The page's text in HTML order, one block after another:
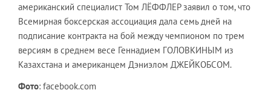
американский специалист Том ЛЁФФЛЕР заявил о том, что
Всемирная боксерская ассоциация дала семь дней на
подписание контракта на бой между чемпионом по трем
версиям в среднем весе Геннадием ГОЛОВКИНЫМ из
Казахстана и американцем Дэниэлом ДЖЕЙКОБСОМ.
Фото: facebook.com